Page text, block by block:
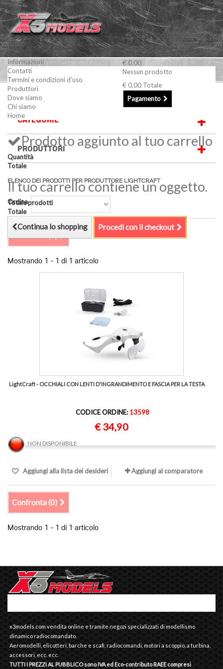
Informazioni
Contatti
Termini e condizioni d'uso
Produttori
Dove siamo
Chi siamo
Home
€ 0,00
Nessun prodotto
€ 0,00 Totale
Pagamento
Prodotto aggiunto al tuo carrello
Quantità
Totale
Il tuo carrello contiene un oggetto.
Totale prodotti
Totale
Continua lo shopping Procedi con il checkout
CATEGORIE
PRODUTTORI
ELENCO DEI PRODOTTI PER PRODUTTORE LIGHTCRAFT
Ordina
Mostrando 1 - 1 di 1 articolo
LightCraft - OCCHIALI CON LENTI D'INGRANDIMENTO E FASCIA PER LA TESTA
CODICE ORDINE: 13598
€ 34,90
NON DISPONIBILE
Aggiungi alla lista dei desideri Aggiungi al comparatore
Confronta (0)
Mostrando 1 - 1 di 1 articolo
x3models.com vendita online e tramite negozi specializzati di modellismo
dinamico radiocomandato.
Aeromodelli, elicotteri, barche e scafi, radiocomandi, motori a scoppio, a turbina,
accessori, ecc. ecc.
TUTTI I PREZZI AL PUBBLICO sono IVA ed Eco-contributo RAEE compresi